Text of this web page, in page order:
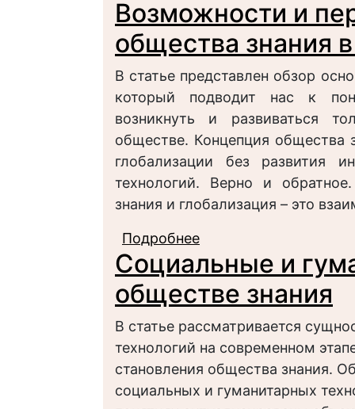
Возможности и
общества знания
В статье представлен обзор
который подводит нас к
возникнуть и развиваться
обществе. Концепция общества
глобализации без развития
технологий. Верно и
знания и глобализация – это
Подробнее
эпоху глобализации
Социальные и
обществе знания
В статье рассматривается
технологий на современном
становления общества знания.
социальных и гуманитарных